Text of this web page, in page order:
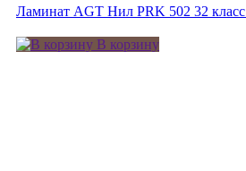
Ламинат AGT Нил PRK 502 32 класс
В корзину